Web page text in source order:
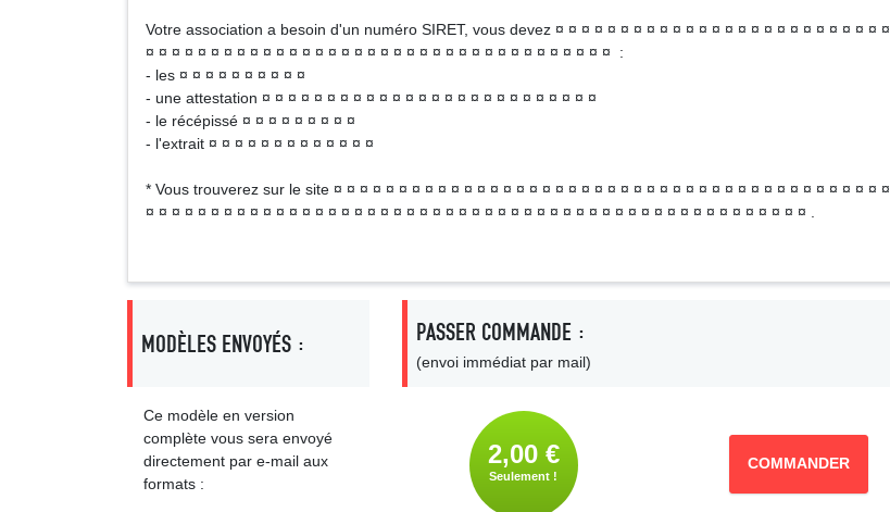
Votre association a besoin d'un numéro SIRET, vous devez ¤ ¤ ¤ ¤ ¤ ¤ ¤ ¤ ¤ ¤ ¤ ¤ ¤ ¤ ¤ ¤ ¤ ¤ ¤ ¤ ¤ ¤ ¤ ¤ ¤ ¤
¤ ¤ ¤ ¤ ¤ ¤ ¤ ¤ ¤ ¤ ¤ ¤ ¤ ¤ ¤ ¤ ¤ ¤ ¤ ¤ ¤ ¤ ¤ ¤ ¤ ¤ ¤ ¤ ¤ ¤ ¤ ¤ ¤ ¤ ¤ ¤ :
- les ¤ ¤ ¤ ¤ ¤ ¤ ¤ ¤ ¤ ¤
- une attestation ¤ ¤ ¤ ¤ ¤ ¤ ¤ ¤ ¤ ¤ ¤ ¤ ¤ ¤ ¤ ¤ ¤ ¤ ¤ ¤ ¤ ¤ ¤ ¤ ¤ ¤
- le récépissé ¤ ¤ ¤ ¤ ¤ ¤ ¤ ¤ ¤
- l'extrait ¤ ¤ ¤ ¤ ¤ ¤ ¤ ¤ ¤ ¤ ¤ ¤ ¤
* Vous trouverez sur le site ¤ ¤ ¤ ¤ ¤ ¤ ¤ ¤ ¤ ¤ ¤ ¤ ¤ ¤ ¤ ¤ ¤ ¤ ¤ ¤ ¤ ¤ ¤ ¤ ¤ ¤ ¤ ¤ ¤ ¤ ¤ ¤ ¤ ¤ ¤ ¤ ¤ ¤ ¤ ¤ ¤ ¤ ¤
¤ ¤ ¤ ¤ ¤ ¤ ¤ ¤ ¤ ¤ ¤ ¤ ¤ ¤ ¤ ¤ ¤ ¤ ¤ ¤ ¤ ¤ ¤ ¤ ¤ ¤ ¤ ¤ ¤ ¤ ¤ ¤ ¤ ¤ ¤ ¤ ¤ ¤ ¤ ¤ ¤ ¤ ¤ ¤ ¤ ¤ ¤ ¤ ¤ ¤ ¤ .
MODÈLES ENVOYÉS :
Ce modèle en version
complète vous sera envoyé
directement par e-mail aux
formats :
PASSER COMMANDE :
(envoi immédiat par mail)
2,00 €
Seulement !
COMMANDER